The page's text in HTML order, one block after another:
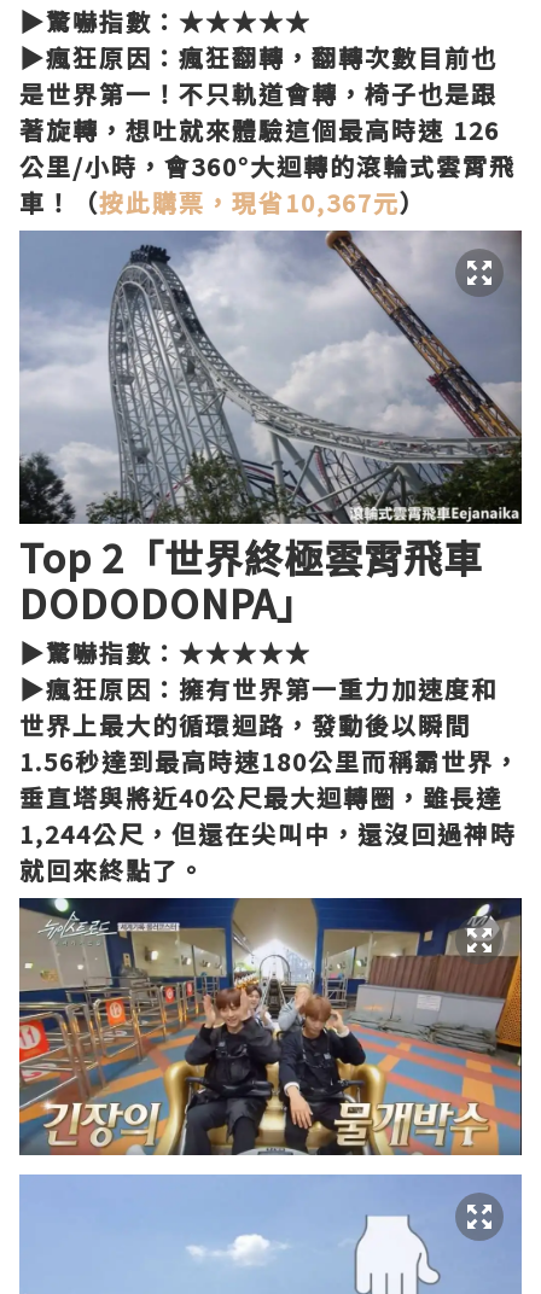
▶驚嚇指數：★★★★★
▶瘋狂原因：瘋狂翻轉，翻轉次數目前也
是世界第一！不只軌道會轉，椅子也是跟
著旋轉，想吐就來體驗這個最高時速 126
公里/小時，會360°大迴轉的滾輪式雲霄飛
車！（按此購票，現省10,367元）
Top 2「世界終極雲霄飛車
DODODONPA」
▶驚嚇指數：★★★★★
▶瘋狂原因：擁有世界第一重力加速度和
世界上最大的循環迴路，發動後以瞬間
1.56秒達到最高時速180公里而稱霸世界，
垂直塔與將近40公尺最大迴轉圈，雖長達
1,244公尺，但還在尖叫中，還沒回過神時
就回來終點了。